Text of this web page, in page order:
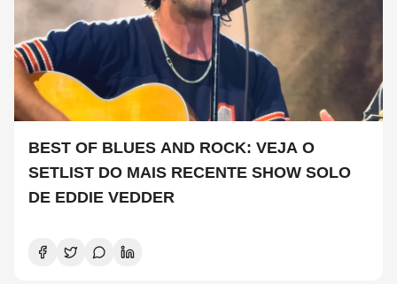
BEST OF BLUES AND ROCK: VEJA O
SETLIST DO MAIS RECENTE SHOW SOLO
DE EDDIE VEDDER